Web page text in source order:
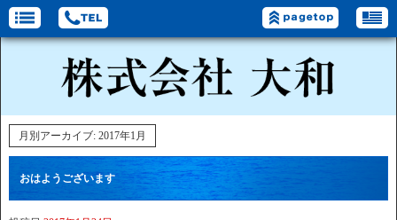
月別アーカイブ: 2017年1月
おはようございます